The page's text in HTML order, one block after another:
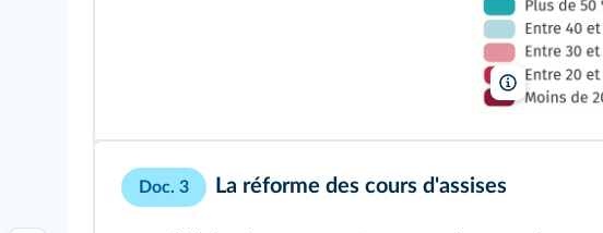
Doc. 3 La réforme des cours d'assises